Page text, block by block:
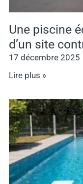
Une piscine
d’un site
17 décembre 2025
Lire plus »